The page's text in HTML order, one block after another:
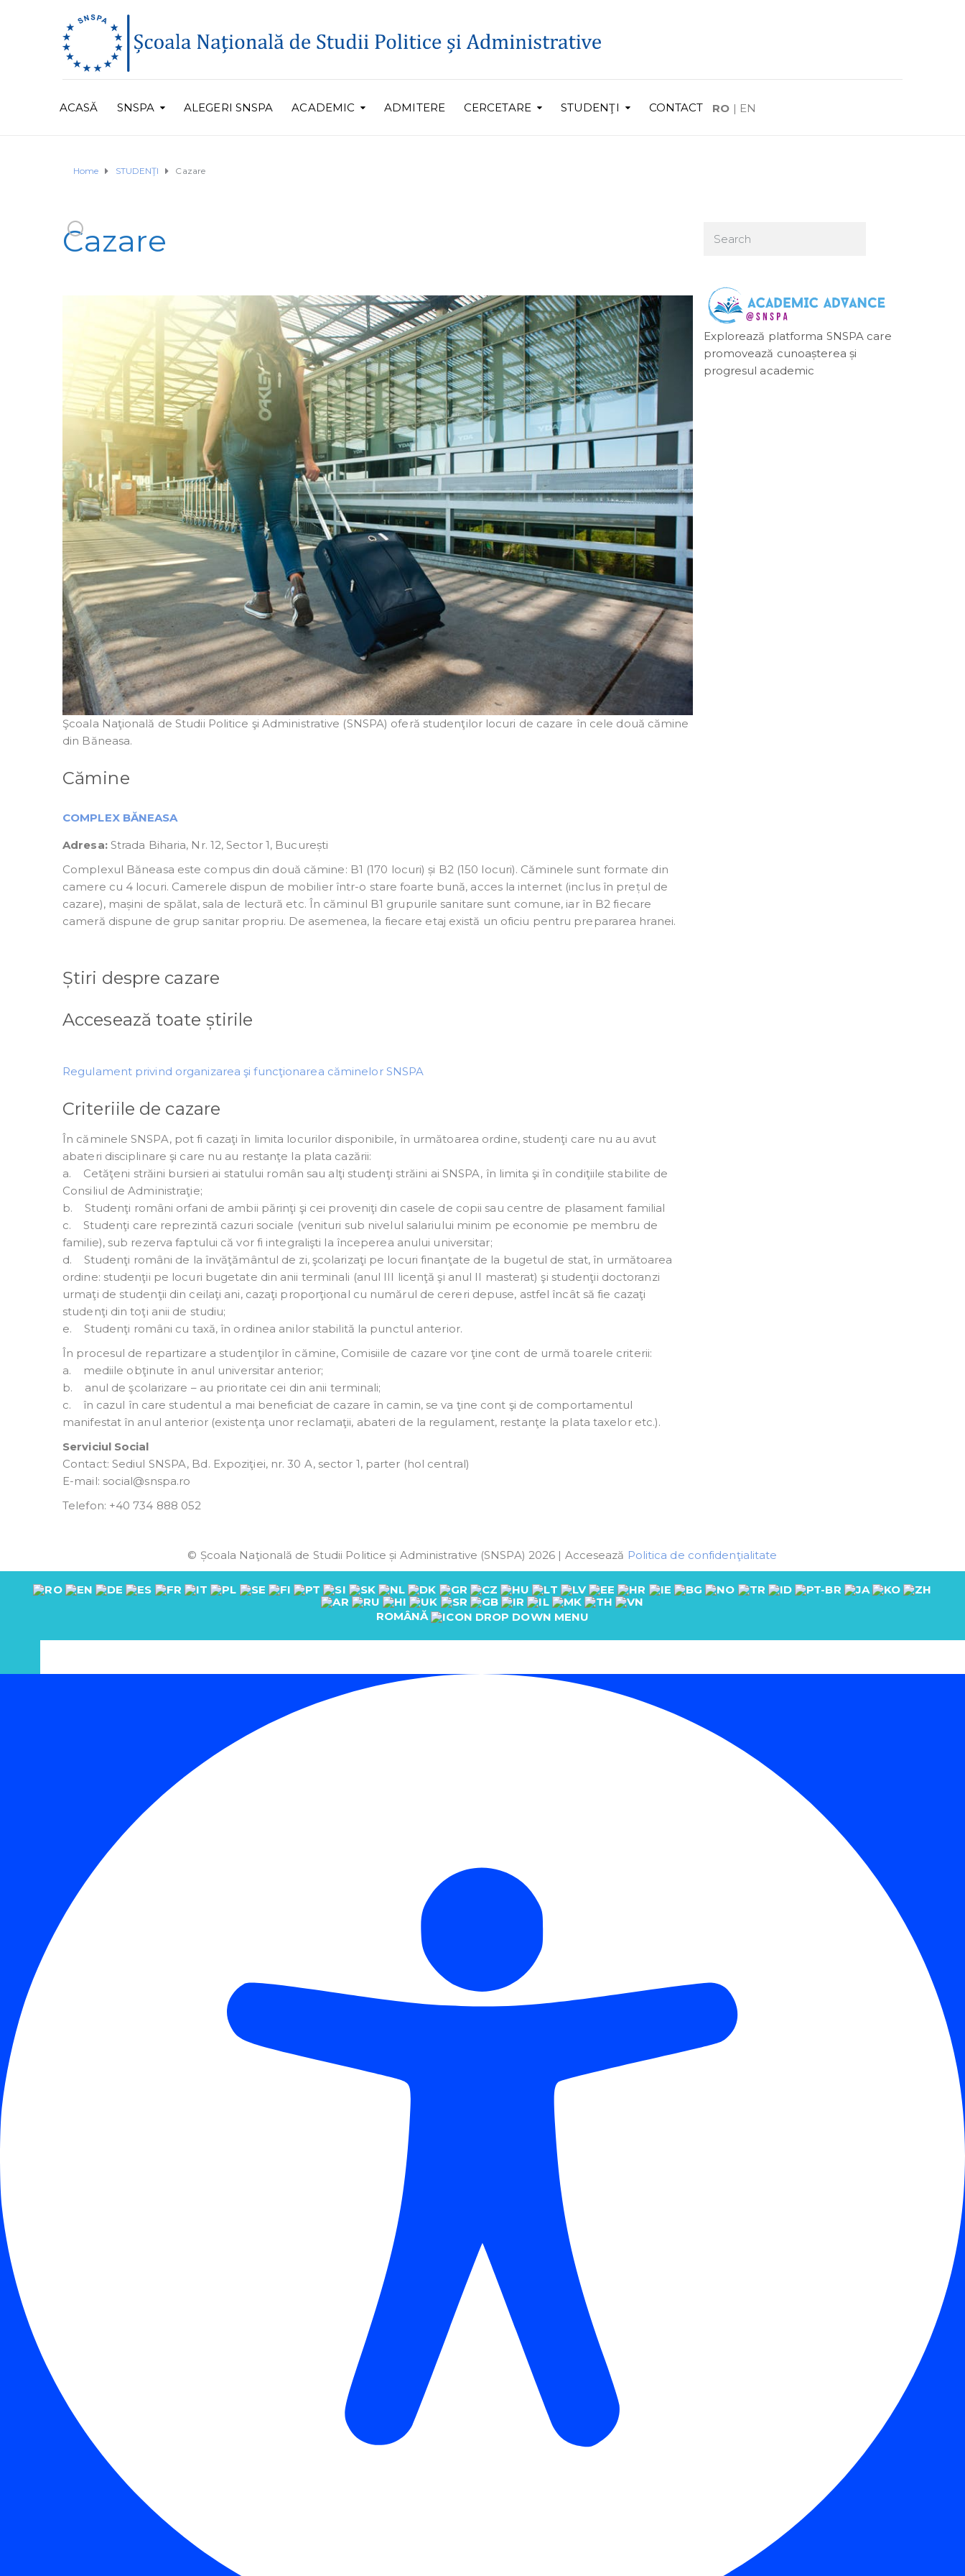
ACASĂ SNSPA ALEGERI SNSPA ACADEMIC ADMITERE CERCETARE STUDENŢI CONTACT RO | EN
Home STUDENŢI Cazare
Cazare
Şcoala Naţională de Studii Politice şi Administrative (SNSPA) oferă studenţilor locuri de cazare în cele două cămine
din Băneasa.
Cămine
COMPLEX BĂNEASA
Adresa:Strada Biharia, Nr. 12, Sector 1, București
Complexul Băneasa este compus din două cămine: B1 (170 locuri) și B2 (150 locuri). Căminele sunt formate din
camere cu 4 locuri. Camerele dispun de mobilier într-o stare foarte bună, acces la internet (inclus în prețul de
cazare), mașini de spălat, sala de lectură etc. În căminul B1 grupurile sanitare sunt comune, iar în B2 fiecare
cameră dispune de grup sanitar propriu. De asemenea, la fiecare etaj există un oficiu pentru prepararea hranei.
Știri despre cazare
Accesează toate știrile
Regulament privind organizarea şi funcţionarea căminelor SNSPA
Criteriile de cazare
În căminele SNSPA, pot fi cazaţi în limita locurilor disponibile, în următoarea ordine, studenţi care nu au avut
abateri disciplinare şi care nu au restanţe la plata cazării:
a. Cetăţeni străini bursieri ai statului român sau alţi studenţi străini ai SNSPA, în limita şi în condiţiile stabilite de
Consiliul de Administraţie;
b. Studenţi români orfani de ambii părinţi şi cei proveniţi din casele de copii sau centre de plasament familial
c. Studenţi care reprezintă cazuri sociale (venituri sub nivelul salariului minim pe economie pe membru de
familie), sub rezerva faptului că vor fi integralişti la începerea anului universitar;
d. Studenţi români de la învăţământul de zi, şcolarizaţi pe locuri finanţate de la bugetul de stat, în următoarea
ordine: studenţii pe locuri bugetate din anii terminali (anul III licenţă şi anul II masterat) şi studenţii doctoranzi
urmaţi de studenţii din ceilaţi ani, cazaţi proporţional cu numărul de cereri depuse, astfel încât să fie cazaţi
studenţi din toţi anii de studiu;
e. Studenţi români cu taxă, în ordinea anilor stabilită la punctul anterior.
În procesul de repartizare a studenţilor în cămine, Comisiile de cazare vor ţine cont de urmă toarele criterii:
a. mediile obţinute în anul universitar anterior;
b. anul de şcolarizare – au prioritate cei din anii terminali;
c. în cazul în care studentul a mai beneficiat de cazare în camin, se va ţine cont şi de comportamentul
manifestat în anul anterior (existenţa unor reclamaţii, abateri de la regulament, restanţe la plata taxelor etc.).
Serviciul Social
Contact: Sediul SNSPA, Bd. Expoziţiei, nr. 30 A, sector 1, parter (hol central)
E-mail: social@snspa.ro
Telefon: +40 734 888 052
Explorează platforma SNSPA care
promovează cunoașterea și
progresul academic
© Școala Naţională de Studii Politice și Administrative (SNSPA) 2026 | Accesează Politica de confidenţialitate
ROMÂNĂ